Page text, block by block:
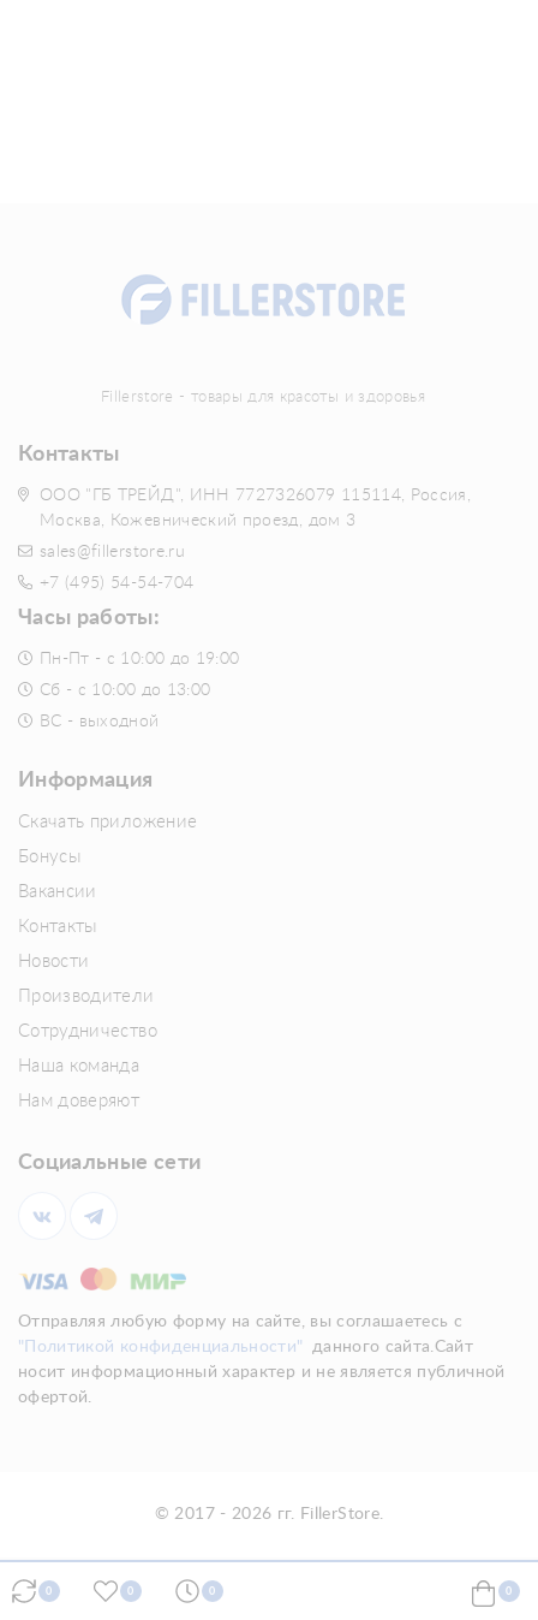
Fillerstore - товары для красоты и здоровья
Контакты
ООО "ГБ ТРЕЙД", ИНН 7727326079 115114, Россия,
Москва, Кожевнический проезд, дом 3
sales@fillerstore.ru
+7 (495) 54-54-704
Часы работы:
Пн-Пт - с 10:00 до 19:00
Сб - с 10:00 до 13:00
ВС - выходной
Информация
Скачать приложение
Бонусы
Вакансии
Контакты
Новости
Производители
Сотрудничество
Наша команда
Нам доверяют
Социальные сети
Отправляя любую форму на сайте, вы соглашаетесь с
"Политикой конфиденциальности"
данного сайта.Сайт
носит информационный характер и не является публичной
офертой.
© 2017 - 2026 гг. FillerStore.
0 0 0 0